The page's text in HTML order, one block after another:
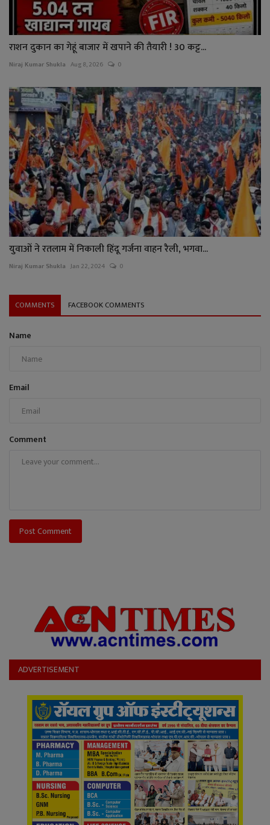
राशन दुकान का गेहूं बाजार में खपाने की तैयारी ! 30 कट्ट...
Niraj Kumar Shukla Aug 8, 2026 0
युवाओं ने रतलाम में निकाली हिंदू गर्जना वाहन रैली, भगवा...
Niraj Kumar Shukla Jan 22, 2024 0
COMMENTS FACEBOOK COMMENTS
Name
Email
Comment
Post Comment
ADVERTISEMENT